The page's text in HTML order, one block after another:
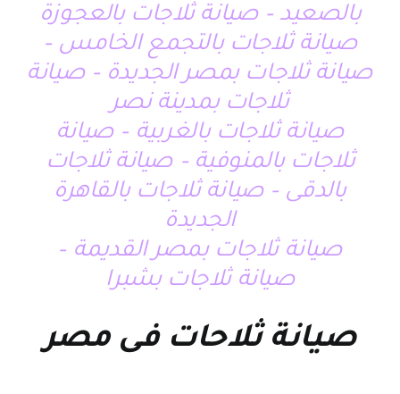
بالصعيد – صيانة ثلاجات بالعجوزة
صيانة ثلاجات بالتجمع الخامس –
صيانة ثلاجات بمصر الجديدة – صيانة
ثلاجات بمدينة نصر
صيانة ثلاجات بالغربية – صيانة
ثلاجات بالمنوفية – صيانة ثلاجات
بالدقى – صيانة ثلاجات بالقاهرة
الجديدة
صيانة ثلاجات بمصر القديمة –
صيانة ثلاجات بشبرا
صيانة ثلاحات فى مصر